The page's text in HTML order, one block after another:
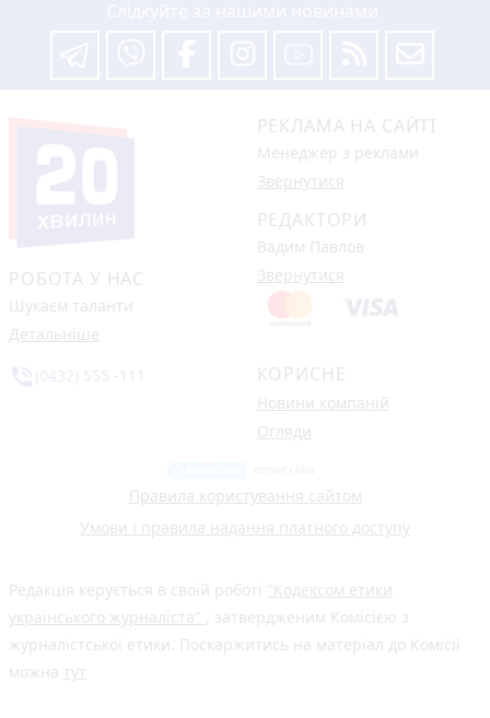
РОБОТА У НАС
Шукаєм таланти
Детальніше
РЕКЛАМА НА САЙТІ
Менеджер з реклами
Звернутися
РЕДАКТОРИ
Вадим Павлов
Звернутися
КОРИСНЕ
Новини компаній
Огляди
Правила користування сайтом
Умови і правила надання платного доступу
Редакція керується в своїй роботі "Кодексом етики
українського журналіста" , затвердженим Комісією з
журналістської етики. Поскаржитись на матеріал до Комісії
можна тут